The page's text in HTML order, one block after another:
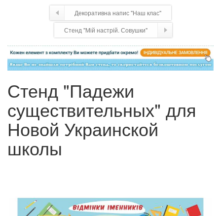
Декоративна напис "Наш клас"
Стенд "Мій настрій. Совушки"
Стенд "Падежи
существительных" для
Новой Украинской
школы